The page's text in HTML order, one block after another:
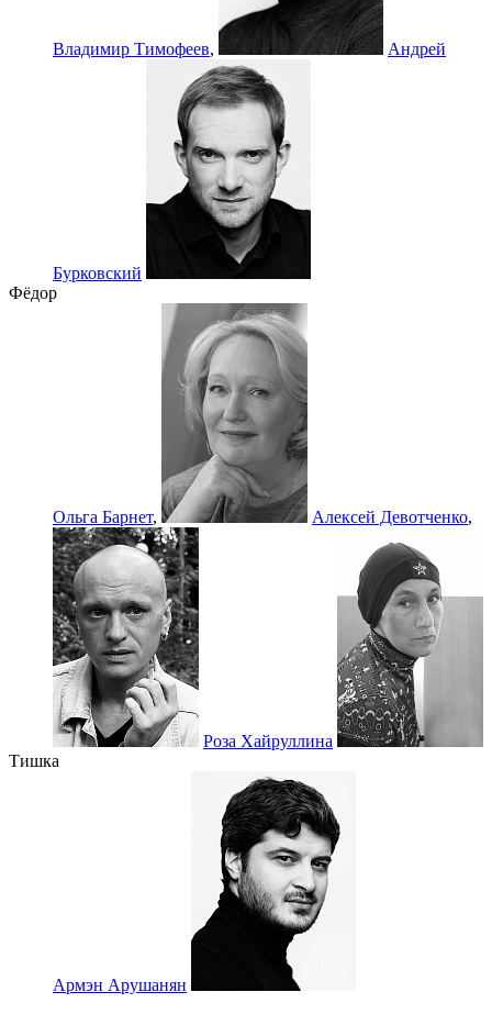
Владимир Тимофеев, Андрей
Бурковский
Фёдор
Ольга Барнет, Алексей Девотченко,
Роза Хайруллина
Тишка
Армэн Арушанян